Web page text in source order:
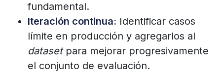
fundamental.
Iteración continua: Identificar casos
límite en producción y agregarlos al
datasetpara mejorar progresivamente
el conjunto de evaluación.